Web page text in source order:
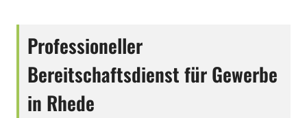
Professioneller
Bereitschaftsdienst für Gewerbe
in Rhede